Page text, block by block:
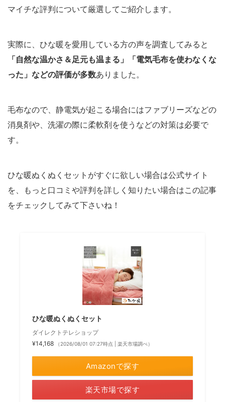
マイチな評判について厳選してご紹介します。
実際に、ひな暖を愛用している方の声を調査してみると
「自然な温かさ＆足元も温まる」「電気毛布を使わなくな
った」などの評価が多数ありました。
毛布なので、静電気が起こる場合にはファブリーズなどの
消臭剤や、洗濯の際に柔軟剤を使うなどの対策は必要で
す。
ひな暖ぬくぬくセットがすぐに欲しい場合は公式サイト
を、もっと口コミや評判を詳しく知りたい場合はこの記事
をチェックしてみて下さいね！
ひな暖ぬくぬくセット
ダイレクトテレショップ
¥14,168
（2026/08/01 07:27時点 | 楽天市場調べ）
Amazonで探す
楽天市場で探す